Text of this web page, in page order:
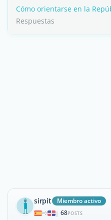
Cómo orientarse en la
Respuestas
sirpit Miembro activo
| 68POSTS